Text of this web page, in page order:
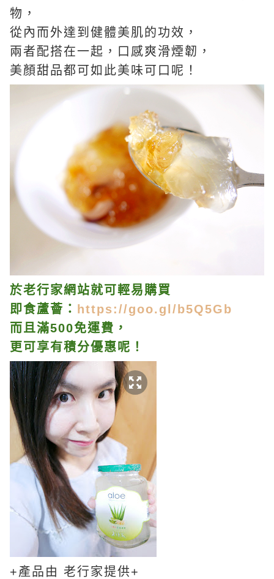
物，
從內而外達到健體美肌的功效，
兩者配搭在一起，口感爽滑煙韌，
美顏甜品都可如此美味可口呢！
於老行家網站就可輕易購買
即食蘆薈： https://goo.gl/b5Q5Gb
而且滿500免運費，
更可享有積分優惠呢！
+產品由 老行家提供+